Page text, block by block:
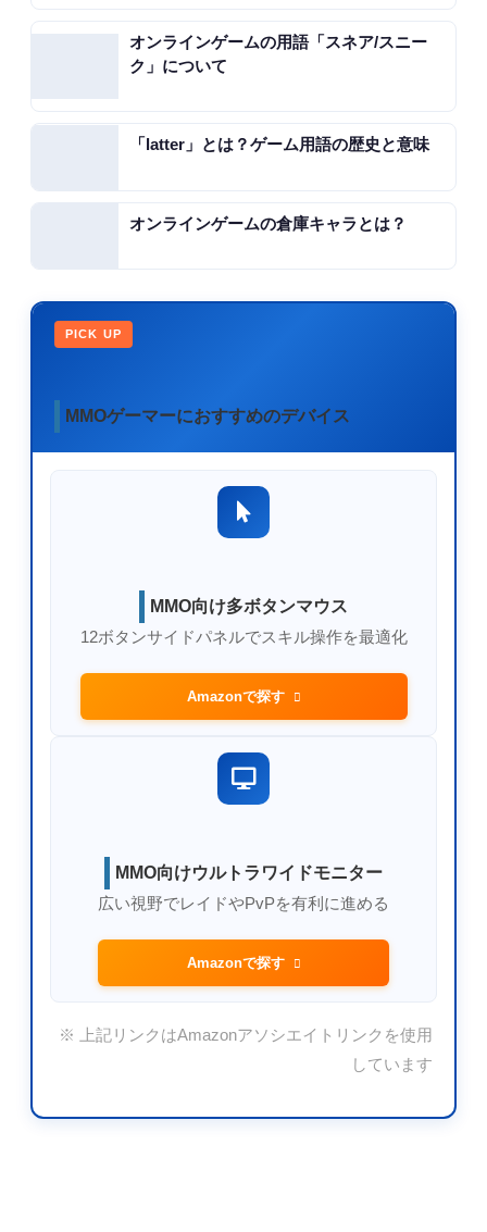
オンラインゲームの用語「スネア/スニー
ク」について
「latter」とは？ゲーム用語の歴史と意味
オンラインゲームの倉庫キャラとは？
PICK UP
MMOゲーマーにおすすめのデバイス
MMO向け多ボタンマウス
12ボタンサイドパネルでスキル操作を最適化
Amazonで探す
MMO向けウルトラワイドモニター
広い視野でレイドやPvPを有利に進める
Amazonで探す
※ 上記リンクはAmazonアソシエイトリンクを使用
しています